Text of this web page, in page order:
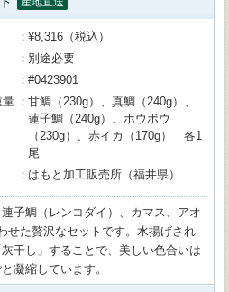
¥8,316（税込）
別途必要
#0423901
量
甘鯛（230g）、真鯛（240g）、
蓮子鯛（240g）、ホウボウ
（230g）、赤イカ（170g） 各1
尾
はもと加工販売所（福井県）
子鯛（レンコダイ）、カマス、アオ
せた贅沢なセットです。水揚げされ
干し」することで、美しい色合いは
凝縮しています。